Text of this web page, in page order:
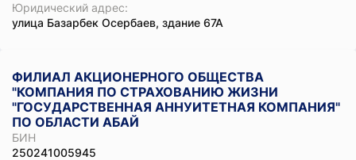
Юридический адрес:
улица Базарбек Осербаев, здание 67А
ФИЛИАЛ АКЦИОНЕРНОГО ОБЩЕСТВА
"КОМПАНИЯ ПО СТРАХОВАНИЮ ЖИЗНИ
"ГОСУДАРСТВЕННАЯ АННУИТЕТНАЯ КОМПАНИЯ"
ПО ОБЛАСТИ АБАЙ
БИН
250241005945